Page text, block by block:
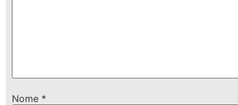
Nome *